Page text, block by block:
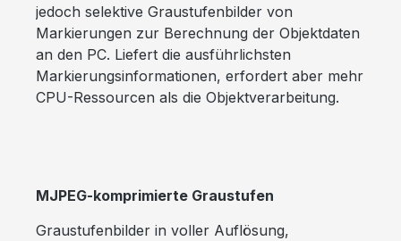
jedoch selektive Graustufenbilder von
Markierungen zur Berechnung der Objektdaten
an den PC. Liefert die ausführlichsten
Markierungsinformationen, erfordert aber mehr
CPU-Ressourcen als die Objektverarbeitung.
MJPEG-komprimierte Graustufen
Graustufenbilder in voller Auflösung,